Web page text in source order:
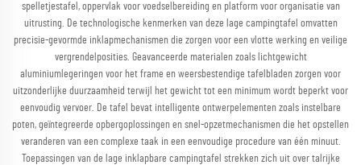
spelletjestafel, oppervlak voor voedselbereiding en platform voor organisatie van
uitrusting. De technologische kenmerken van deze lage campingtafel omvatten
precisie-gevormde inklapmechanismen die zorgen voor een vlotte werking en veilige
vergrendelposities. Geavanceerde materialen zoals lichtgewicht
aluminiumlegeringen voor het frame en weersbestendige tafelbladen zorgen voor
uitzonderlijke duurzaamheid terwijl het gewicht tot een minimum wordt beperkt voor
eenvoudig vervoer. De tafel bevat intelligente ontwerpelementen zoals instelbare
poten, geïntegreerde opbergoplossingen en snel-opzetmechanismen die het opstellen
veranderen van een complexe taak in een eenvoudige procedure van één minuut.
Toepassingen van de lage inklapbare campingtafel strekken zich uit over talrijke